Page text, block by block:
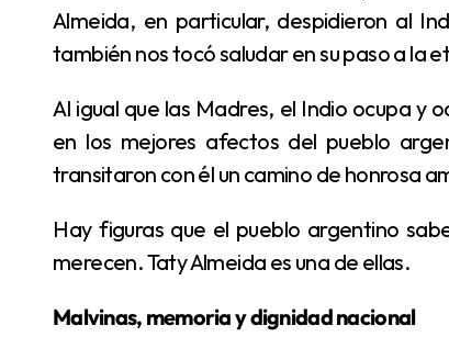
Almeida, en particular, despidieron al
también nos tocó saludar en su paso a la
Al igual que las Madres, el Indio ocupa y ocupará un lugar importante en los mejores recuerdos y
en los mejores afectos del pueblo
transitaron con él un camino de honrosa
Hay figuras que el pueblo argentino sabe poner en un lugar de honor porque realmente se lo
merecen. Taty Almeida es una de ellas.
Malvinas, memoria y dignidad nacional